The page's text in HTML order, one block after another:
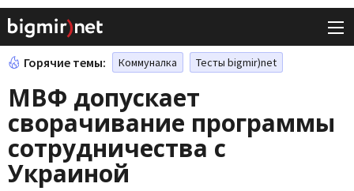
Горячие темы: Коммуналка Тесты bigmir)net
МВФ допускает
сворачивание программы
сотрудничества с
Украиной